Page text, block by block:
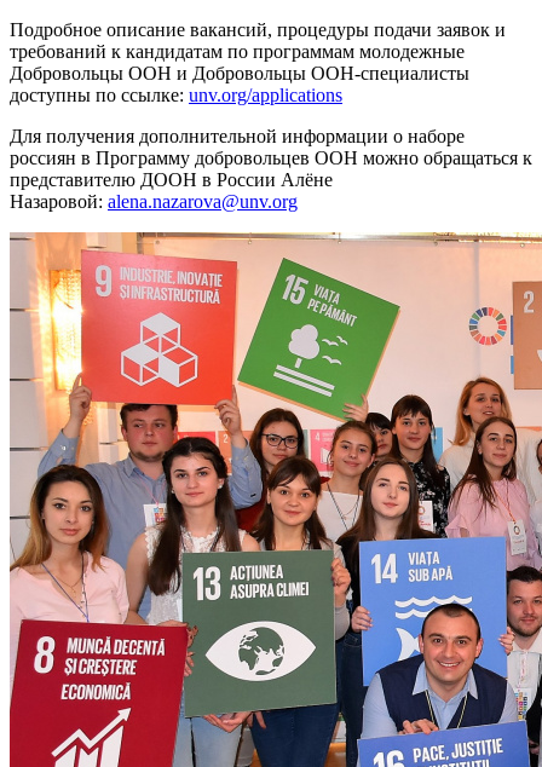
Подробное описание вакансий, процедуры подачи заявок и
требований к кандидатам по программам молодежные
Добровольцы ООН и Добровольцы ООН-специалисты
доступны по ссылке: unv.org/applications
Для получения дополнительной информации о наборе
россиян в Программу добровольцев ООН можно обращаться к
представителю ДООН в России Алёне
Назаровой: alena.nazarova@unv.org